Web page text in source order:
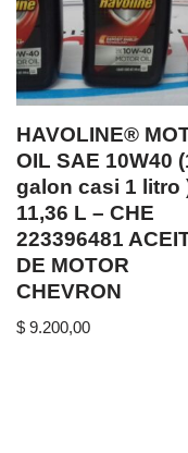
HAVOLINE®
OIL SAE 10W40
galon casi 1 litro
11,36 L – CHE
223396481
DE MOTOR
CHEVRON
$ 9.200,00